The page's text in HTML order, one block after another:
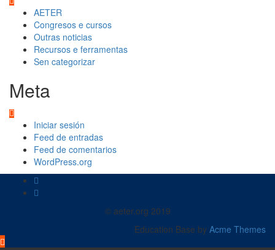
AETER
Congresos e cursos
Outras noticias
Recursos e ferramentas
Sen categorizar
Meta
Iniciar sesión
Feed de entradas
Feed de comentarios
WordPress.org
© aeter.org 2019
Education Base by Acme Themes